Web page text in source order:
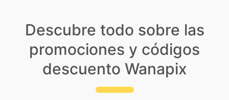
Descubre todo sobre las
promociones y códigos
descuento Wanapix